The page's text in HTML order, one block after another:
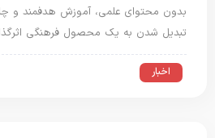
بدون محتوای علمی، آموزش هدفمند و
تبدیل شدن به یک محصول فرهنگی
اخبار